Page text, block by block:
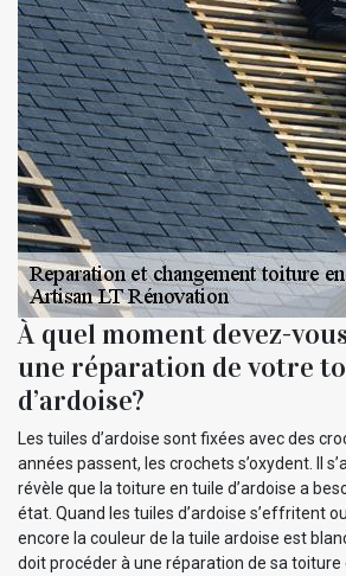
À quel moment devez-
une réparation de votre
d’ardoise?
Les tuiles d’ardoise sont fixées avec des
années passent, les crochets s’oxydent. Il
révèle que la toiture en tuile d’ardoise a
état. Quand les tuiles d’ardoise s’effritent
encore la couleur de la tuile ardoise est
doit procéder à une réparation de sa toiture